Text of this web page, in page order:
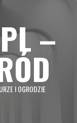
–
I OGRODZIE